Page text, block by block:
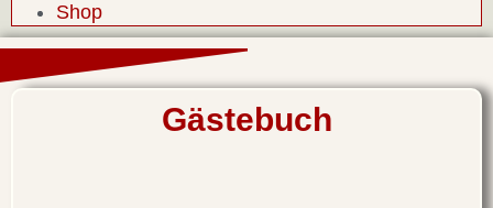
Shop
Gästebuch